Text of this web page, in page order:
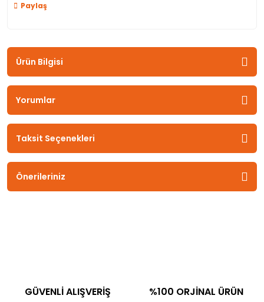
Paylaş
Ürün Bilgisi
Yorumlar
Taksit Seçenekleri
Önerileriniz
GÜVENLİ ALIŞVERİŞ %100 ORJİNAL ÜRÜN